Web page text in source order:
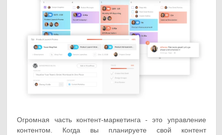
Огромная часть контент-маркетинга - это управление
контентом. Когда вы планируете свой контент